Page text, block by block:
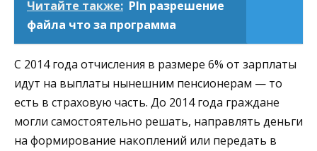
Читайте также: Pln разрешение
файла что за программа
С 2014 года отчисления в размере 6% от зарплаты
идут на выплаты нынешним пенсионерам — то
есть в страховую часть. До 2014 года граждане
могли самостоятельно решать, направлять деньги
на формирование накоплений или передать в